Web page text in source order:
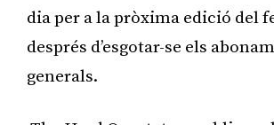
dia per a la pròxima edició del
després d’esgotar-se els
generals.